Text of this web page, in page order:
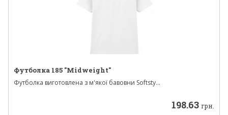
Футболка 185 "Midweight"
Футболка виготовлена з м'якої бавовни Softsty...
198.63 грн.